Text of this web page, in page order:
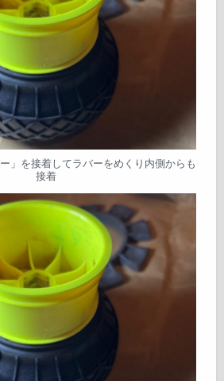
」を接着してラバーをめくり内側からも
接着